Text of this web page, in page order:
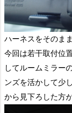
ハーネスをそのま
今回は若干取付位
してルームミラー
ンズを活かして少
から見下ろした方